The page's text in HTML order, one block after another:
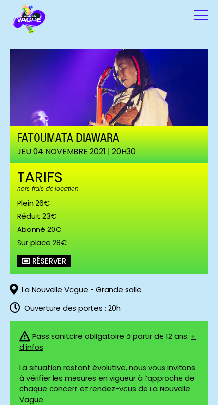
FATOUMATA DIAWARA
JEU 04 NOVEMBRE 2021 | 20H30
TARIFS
hors frais de location
Plein 26€
Réduit 23€
Abonné 20€
Sur place 28€
RÉSERVER
La Nouvelle Vague - Grande salle
Ouverture des portes : 20h
Pass sanitaire obligatoire à partir de 12 ans. +
d’infos
La situation restant évolutive, nous vous invitons
à vérifier les mesures en vigueur à l’approche de
chaque concert et rendez-vous de La Nouvelle
Vague.